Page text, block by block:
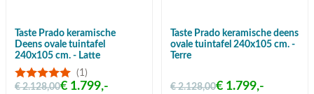
Taste Prado keramische
Deens ovale tuintafel
240x105 cm. - Latte
(1)
€ 2.128,00€ 1.799,-
Taste Prado keramische deens
ovale tuintafel 240x105 cm. -
Terre
€ 2.128,00€ 1.799,-